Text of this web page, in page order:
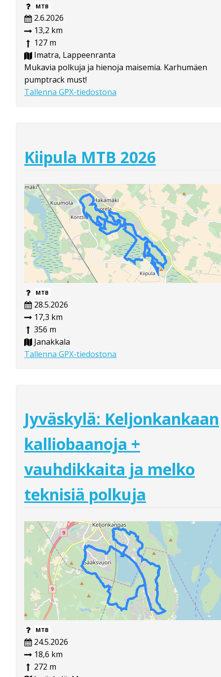
MTB
2.6.2026
13,2 km
127 m
Imatra, Lappeenranta
Mukavia polkuja ja hienoja maisemia. Karhumäen
pumptrack must!
Tallenna GPX-tiedostona
Kiipula MTB 2026
MTB
28.5.2026
17,3 km
356 m
Janakkala
Tallenna GPX-tiedostona
Jyväskylä: Keljonkankaan
kalliobaanoja +
vauhdikkaita ja melko
teknisiä polkuja
MTB
24.5.2026
18,6 km
272 m